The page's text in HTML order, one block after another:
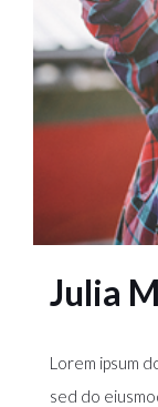
Julia
Lorem ipsum
sed do